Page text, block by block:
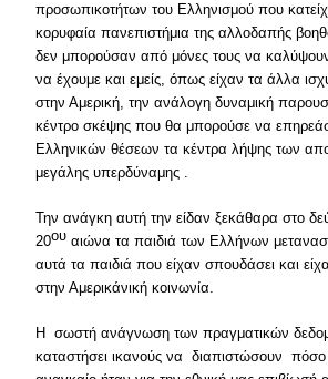
προσωπικοτήτων του Ελληνισμού που
κορυφαία πανεπιστήμια της αλλοδαπής
δεν μπορούσαν από μόνες τους να
να έχουμε και εμείς, όπως είχαν τα άλλα
στην Αμερική, την ανάλογη δυναμική
κέντρο σκέψης που θα μπορούσε να
Ελληνικών θέσεων τα κέντρα λήψης των
μεγάλης υπερδύναμης .
Την ανάγκη αυτή την είδαν ξεκάθαρα στο
20ου αιώνα τα παιδιά των Ελλήνων
αυτά τα παιδιά που είχαν σπουδάσει και
στην Αμερικάνική κοινωνία.
Η σωστή ανάγνωση των πραγματικών
καταστήσει ικανούς να διαπιστώσουν πόσο